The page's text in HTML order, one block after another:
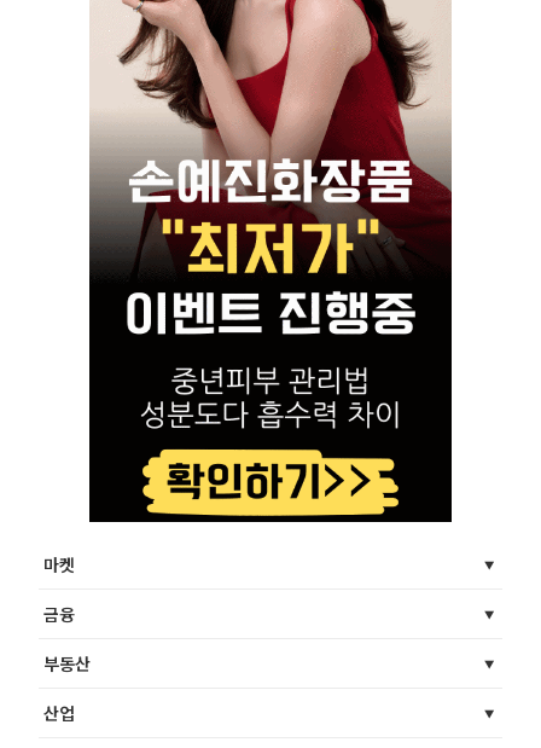
마켓
금융
부동산
산업